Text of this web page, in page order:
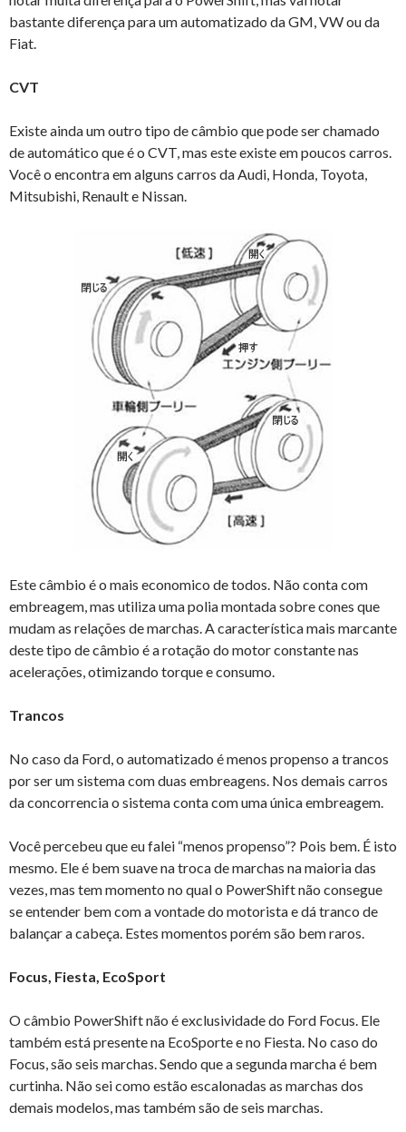
bastante diferença para um automatizado da GM, VW ou da
Fiat.
CVT
Existe ainda um outro tipo de câmbio que pode ser chamado
de automático que é o CVT, mas este existe em poucos carros.
Você o encontra em alguns carros da Audi, Honda, Toyota,
Mitsubishi, Renault e Nissan.
Este câmbio é o mais economico de todos. Não conta com
embreagem, mas utiliza uma polia montada sobre cones que
mudam as relações de marchas. A característica mais marcante
deste tipo de câmbio é a rotação do motor constante nas
acelerações, otimizando torque e consumo.
Trancos
No caso da Ford, o automatizado é menos propenso a trancos
por ser um sistema com duas embreagens. Nos demais carros
da concorrencia o sistema conta com uma única embreagem.
Você percebeu que eu falei “menos propenso”? Pois bem. É isto
mesmo. Ele é bem suave na troca de marchas na maioria das
vezes, mas tem momento no qual o PowerShift não consegue
se entender bem com a vontade do motorista e dá tranco de
balançar a cabeça. Estes momentos porém são bem raros.
Focus, Fiesta, EcoSport
O câmbio PowerShift não é exclusividade do Ford Focus. Ele
também está presente na EcoSporte e no Fiesta. No caso do
Focus, são seis marchas. Sendo que a segunda marcha é bem
curtinha. Não sei como estão escalonadas as marchas dos
demais modelos, mas também são de seis marchas.